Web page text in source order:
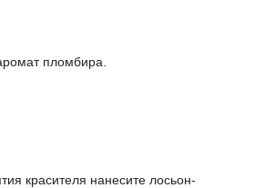
пломбира.
красителя нанесите лосьон-